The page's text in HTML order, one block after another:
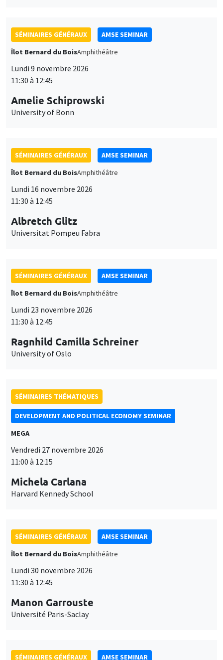
Îlot Bernard du BoisAmphithéâtre
Lundi 9 novembre 2026
11:30 à 12:45
Amelie Schiprowski
University of Bonn
Îlot Bernard du BoisAmphithéâtre
Lundi 16 novembre 2026
11:30 à 12:45
Albretch Glitz
Universitat Pompeu Fabra
Îlot Bernard du BoisAmphithéâtre
Lundi 23 novembre 2026
11:30 à 12:45
Ragnhild Camilla Schreiner
University of Oslo
DEVELOPMENT AND POLITICAL ECONOMY SEMINAR
MEGA
Vendredi 27 novembre 2026
11:00 à 12:15
Michela Carlana
Harvard Kennedy School
Îlot Bernard du BoisAmphithéâtre
Lundi 30 novembre 2026
11:30 à 12:45
Manon Garrouste
Université Paris-Saclay
personnelles
et
des
cookies
politique de confidentialité.
Personnaliser